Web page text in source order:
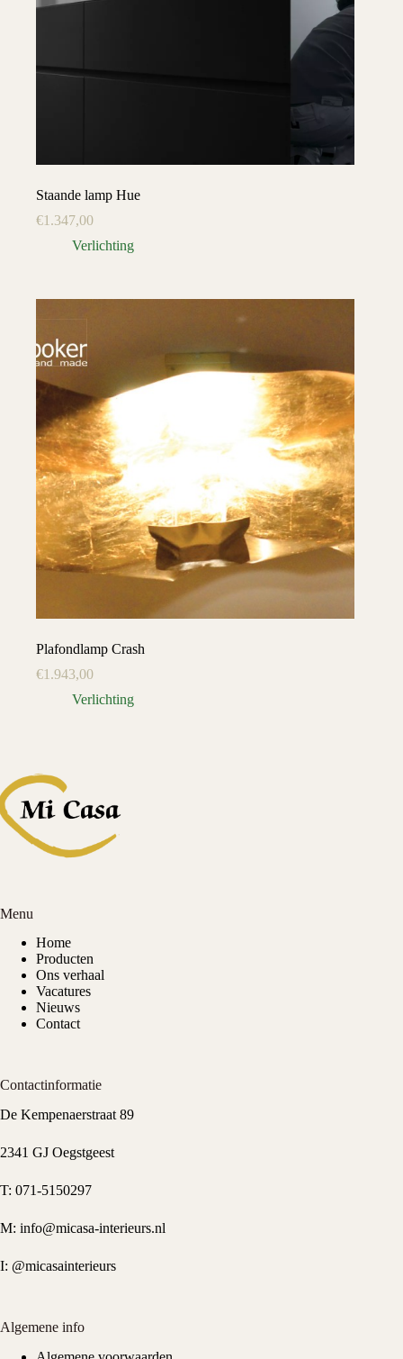
Staande lamp Hue
€1.347,00
Verlichting
Plafondlamp Crash
€1.943,00
Verlichting
Menu
Home
Producten
Ons verhaal
Vacatures
Nieuws
Contact
Contactinformatie
De Kempenaerstraat 89
2341 GJ Oegstgeest
T: 071-5150297
M: info@micasa-interieurs.nl
I: @micasainterieurs
Algemene info